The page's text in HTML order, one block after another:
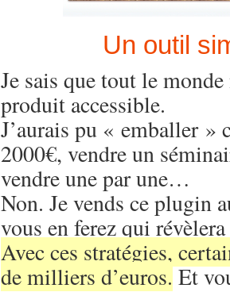
Un outil
Je sais que tout le
produit accessible.
J’aurais pu « emballer »
2000€, vendre un
vendre une par une…
Non. Je vends ce plugin
vous en ferez qui
Avec ces stratégies,
de milliers d’euros.Et